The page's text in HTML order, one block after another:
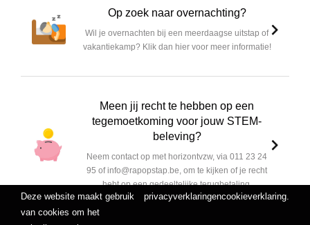
Op zoek naar overnachting?
Wil je overnachten bij een meerdaagse uitstap of
vakantiekamp? Klik dan hier voor meer informatie!
Meen jij recht te hebben op een
tegemoetkoming voor jouw STEM-
beleving?
Neem contact op met horizontvzw, via 011 23 24
95 of info@rapopstap.be, om te kijken of je recht
hebt op een gedeeltelijke terugbetaling.
Deze website maakt gebruik
van cookies om het
privacyverklaringencookieverklaring.